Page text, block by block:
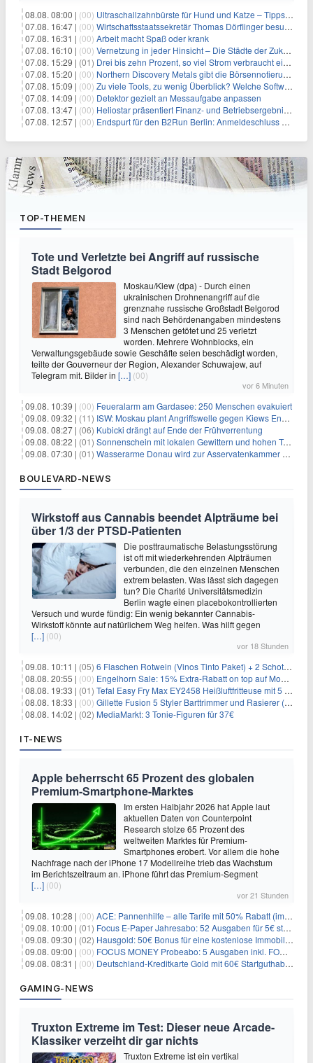
08.08. 08:00 | (00) Ultraschallzahnbürste für Hund und Katze – Tipps zur erfolgreichen Eingewöhnung
07.08. 16:47 | (00) Wirtschaftsstaatssekretär Thomas Dörflinger besucht Handwerksbetrieb im Kammerbezirk Freiburg
07.08. 16:31 | (00) Arbeit macht Spaß oder krank
07.08. 16:10 | (00) Vernetzung in jeder Hinsicht – Die Städte der Zukunft sind grün-blau
07.08. 15:29 | (01) Drei bis zehn Prozent, so viel Strom verbraucht ein Aufzug im Gebäude
07.08. 15:20 | (00) Northern Discovery Metals gibt die Börsennotierung an der Frankfurter Wertpapierbörse bekannt
07.08. 15:09 | (00) Zu viele Tools, zu wenig Überblick? Welche Software IT-Dienstleister wirklich brauchen
07.08. 14:09 | (00) Detektor gezielt an Messaufgabe anpassen
07.08. 13:47 | (00) Heliostar präsentiert Finanz- und Betriebsergebnis für das zweite Quartal 2026 mit Goldproduktion und Barreserven in Rekordhöhe
07.08. 12:57 | (00) Endspurt für den B2Run Berlin: Anmeldeschluss am 26. August
TOP-THEMEN
Tote und Verletzte bei Angriff auf russische
Stadt Belgorod
Moskau/Kiew (dpa) - Durch einen
ukrainischen Drohnenangriff auf die
grenznahe russische Großstadt Belgorod
sind nach Behördenangaben mindestens
3 Menschen getötet und 25 verletzt
worden. Mehrere Wohnblocks, ein
Verwaltungsgebäude sowie Geschäfte seien beschädigt worden,
teilte der Gouverneur der Region, Alexander Schuwajew, auf
Telegram mit. Bilder in […] (00)
vor 6 Minuten
09.08. 10:39 | (00) Feueralarm am Gardasee: 250 Menschen evakuiert
09.08. 09:32 | (11) ISW: Moskau plant Angriffswelle gegen Kiews Energieinfrastruktur
09.08. 08:27 | (06) Kubicki drängt auf Ende der Frühverrentung
09.08. 08:22 | (01) Sonnenschein mit lokalen Gewittern und hohen Temperaturen
09.08. 07:30 | (01) Wasserarme Donau wird zur Asservatenkammer der Geschichte
BOULEVARD-NEWS
Wirkstoff aus Cannabis beendet Alpträume bei
über 1/3 der PTSD-Patienten
Die posttraumatische Belastungsstörung
ist oft mit wiederkehrenden Alpträumen
verbunden, die den einzelnen Menschen
extrem belasten. Was lässt sich dagegen
tun? Die Charité Universitätsmedizin
Berlin wagte einen placebokontrollierten
Versuch und wurde fündig: Ein wenig bekannter Cannabis-
Wirkstoff könnte auf natürlichem Weg helfen. Was hilft gegen
[…] (00)
vor 18 Stunden
09.08. 10:11 | (05) 6 Flaschen Rotwein (Vinos Tinto Paket) + 2 Schott Zwiesel Gläser für 25,99€ inkl. Versand
08.08. 20:55 | (00) Engelhorn Sale: 15% Extra-Rabatt on top auf Mode- und Sport-Artikel
08.08. 19:33 | (01) Tefal Easy Fry Max EY2458 Heißluftfritteuse mit 5 Litern für 64,99€
08.08. 18:33 | (00) Gillette Fusion 5 Styler Barttrimmer und Rasierer (All in One) für 16€
08.08. 14:02 | (02) MediaMarkt: 3 Tonie-Figuren für 37€
IT-NEWS
Apple beherrscht 65 Prozent des globalen
Premium-Smartphone-Marktes
Im ersten Halbjahr 2026 hat Apple laut
aktuellen Daten von Counterpoint
Research stolze 65 Prozent des
weltweiten Marktes für Premium-
Smartphones erobert. Vor allem die hohe
Nachfrage nach der iPhone 17 Modellreihe trieb das Wachstum
im Berichtszeitraum an. iPhone führt das Premium-Segment
[…] (00)
vor 21 Stunden
09.08. 10:28 | (00) ACE: Pannenhilfe – alle Tarife mit 50% Rabatt (im ersten Jahr)
09.08. 10:00 | (01) Focus E-Paper Jahresabo: 52 Ausgaben für 5€ statt 207,48€ – per Formular kündbar!
09.08. 09:30 | (02) Hausgold: 50€ Bonus für eine kostenlose Immobilienbewertung
09.08. 09:00 | (00) FOCUS MONEY Probeabo: 5 Ausgaben inkl. FOCUS+ Zugang für 5€
09.08. 08:31 | (00) Deutschland-Kreditkarte Gold mit 60€ Startguthaben (45€ Gewinn)
GAMING-NEWS
Truxton Extreme im Test: Dieser neue Arcade-
Klassiker verzeiht dir gar nichts
Truxton Extreme ist ein vertikal